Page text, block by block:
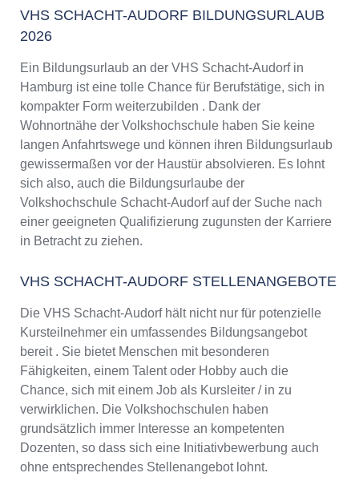
VHS SCHACHT-AUDORF BILDUNGSURLAUB
2026
Ein Bildungsurlaub an der VHS Schacht-Audorf in
Hamburg ist eine tolle Chance für Berufstätige, sich in
kompakter Form weiterzubilden . Dank der
Wohnortnähe der Volkshochschule haben Sie keine
langen Anfahrtswege und können ihren Bildungsurlaub
gewissermaßen vor der Haustür absolvieren. Es lohnt
sich also, auch die Bildungsurlaube der
Volkshochschule Schacht-Audorf auf der Suche nach
einer geeigneten Qualifizierung zugunsten der Karriere
in Betracht zu ziehen.
VHS SCHACHT-AUDORF STELLENANGEBOTE
Die VHS Schacht-Audorf hält nicht nur für potenzielle
Kursteilnehmer ein umfassendes Bildungsangebot
bereit . Sie bietet Menschen mit besonderen
Fähigkeiten, einem Talent oder Hobby auch die
Chance, sich mit einem Job als Kursleiter / in zu
verwirklichen. Die Volkshochschulen haben
grundsätzlich immer Interesse an kompetenten
Dozenten, so dass sich eine Initiativbewerbung auch
ohne entsprechendes Stellenangebot lohnt.